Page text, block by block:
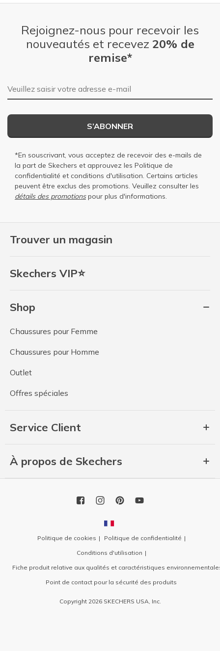
Trouver un magasin
Skechers VIP⭐
Shop
Chaussures pour Femme
Chaussures pour Homme
Outlet
Offres spéciales
Service Client
À propos de Skechers
Rejoignez-nous pour recevoir les
nouveautés et recevez 20% de
remise*
Adresse e-mail
S’ABONNER
*En souscrivant, vous acceptez de recevoir des e-mails de
la part de Skechers et approuvez les Politique de
confidentialité et conditions d'utilisation. Certains articles
peuvent être exclus des promotions. Veuillez consulter les
détails des promotionspour plus d'informations.
Politique de cookies
Politique de confidentialité
Conditions d'utilisation
Fiche produit relative aux qualités et caractéristiques
Point de contact pour la sécurité des produits
Copyright 2026 SKECHERS USA, Inc.